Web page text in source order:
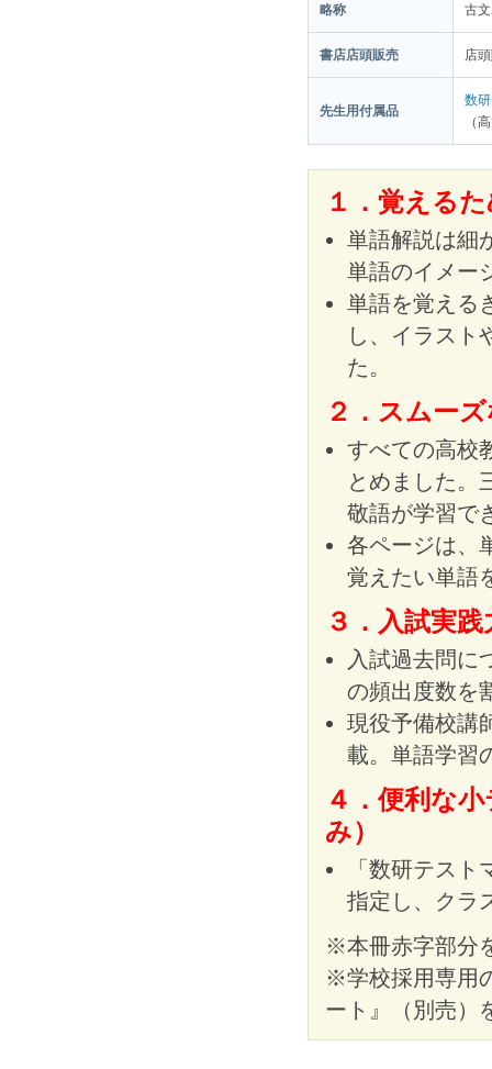
略称 古
書店店頭販売 店
先生用付属品
数
（
１．覚える
単語解説は細
単語のイメー
単語を覚える
し、イラスト
た。
２．スムー
すべての高校
とめました。
敬語が学習で
各ページは、
覚えたい単語
３．入試実
入試過去問に
の頻出度数を
現役予備校講
載。単語学習
４．便利な
み）
「数研テス
指定し、クラ
※本冊赤字部分
※学校採用専用
ート』（別売）